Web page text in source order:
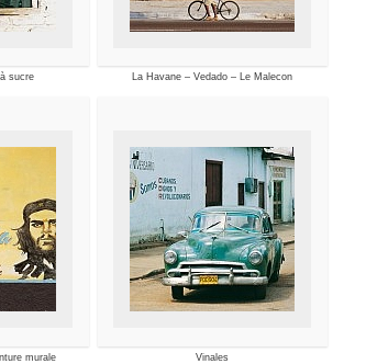
sucre La Havane – Vedado – Le Malecon
murale Vinales